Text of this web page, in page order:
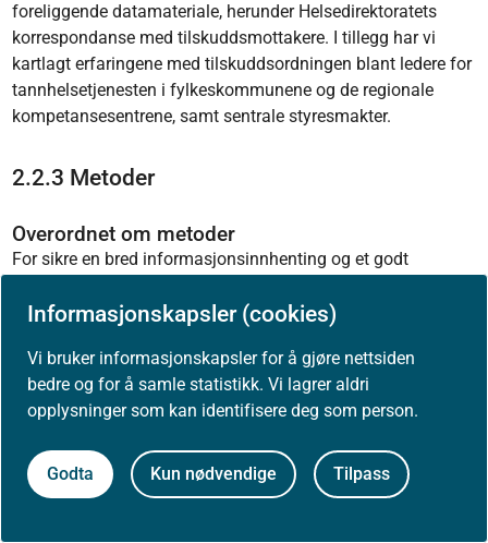
Informasjonskapsler (cookies)
Vi bruker informasjonskapsler for å gjøre nettsiden
bedre og for å samle statistikk. Vi lagrer aldri
opplysninger som kan identifisere deg som person.
Godta Kun nødvendige Tilpass
foreliggende datamateriale, herunder Helsedirektoratets
korrespondanse med tilskuddsmottakere. I tillegg har vi
kartlagt erfaringene med tilskuddsordningen blant ledere for
tannhelsetjenesten i fylkeskommunene og de regionale
kompetansesentrene, samt sentrale styresmakter.
2.2.3 Metoder
Overordnet om metoder
For sikre en bred informasjonsinnhenting og et godt
kvalitative og kvantitative - i evalueringen. I evalueringen er
(statistikk og rapporteringer), foretatt intervjuer og
gjennomført spørreundersøkelser.
Nærmere om dokumentstudier
Hensikten med dokumentstudiene i evalueringen var å få et
oppdatert kunnskaps- og erfaringsgrunnlag om TOO-